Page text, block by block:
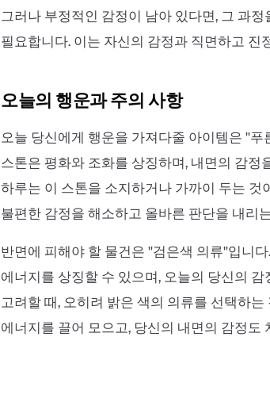
그러나 부정적인 감정이 남아 있다면, 그 과
필요합니다. 이는 자신의 감정과 직면하고
오늘의 행운과 주의 사항
오늘 당신에게 행운을 가져다줄 아이템은 ''
스톤은 평화와 조화를 상징하며, 내면의 감정
하루는 이 스톤을 소지하거나 가까이 두는 것
불편한 감정을 해소하고 올바른 판단을 내리
반면에 피해야 할 물건은 ''검은색 의류''입니
에너지를 상징할 수 있으며, 오늘의 당신의
고려할 때, 오히려 밝은 색의 의류를 선택하
에너지를 끌어 모으고, 당신의 내면의 감정도